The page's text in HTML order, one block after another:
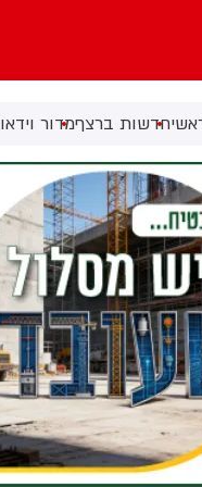
חדשות ברצףמדור וידאו